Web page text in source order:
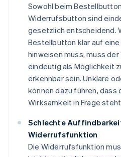
Sowohl beim
Widerrufsbutton sind
gesetzlich entscheidend.
Bestellbutton klar auf
hinweisen muss, muss
eindeutig als Möglichkeit
erkennbar sein. Unklare
können dazu führen, dass
Wirksamkeit in Frage
Schlechte
Widerrufsfunktion
Die Widerrufsfunktion